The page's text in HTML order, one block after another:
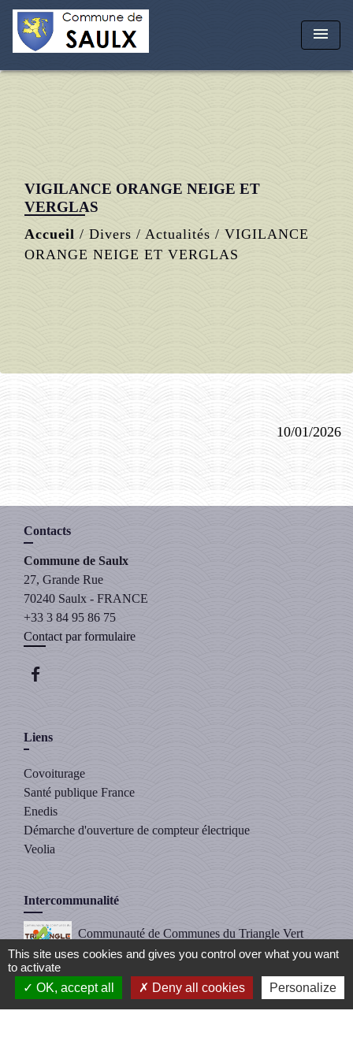
menu
VIGILANCE ORANGE NEIGE ET
VERGLAS
Accueil / Divers / Actualités / VIGILANCE
ORANGE NEIGE ET VERGLAS
10/01/2026
Contacts
Commune de Saulx
27, Grande Rue
70240 Saulx - FRANCE
+33 3 84 95 86 75
Contact par formulaire
Liens
Covoiturage
Santé publique France
Enedis
Démarche d'ouverture de compteur électrique
Veolia
Intercommunalité
Communauté de Communes du Triangle Vert
(CCTV)
Mentions légales - Politique de confidentialité -
This site uses cookies and gives you control over what you want
to activate
OK, accept all
Deny all cookies Personalize